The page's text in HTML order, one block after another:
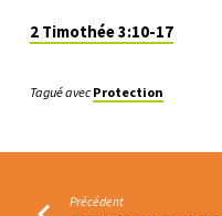
JOURS
(1/2)
2 Timothée 3:10-17
Tagué avec Protection
Précédent